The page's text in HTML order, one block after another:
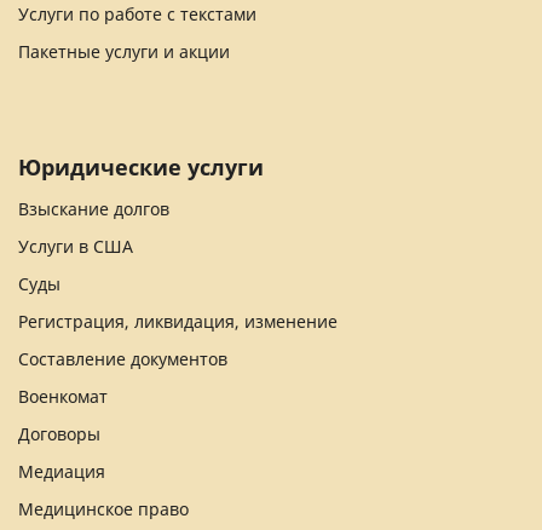
Услуги по работе с текстами
Пакетные услуги и акции
Юридические услуги
Взыскание долгов
Услуги в США
Суды
Регистрация, ликвидация, изменение
Составление документов
Военкомат
Договоры
Медиация
Медицинское право